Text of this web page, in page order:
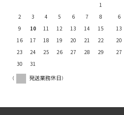
1
2
3 4 5 6 7
8
9
10 11 12 13 14
15
16
17 18 19 20 21
22
23
24 25 26 27 28
29
30
31
6
13
20
27
( 発送業務休日)